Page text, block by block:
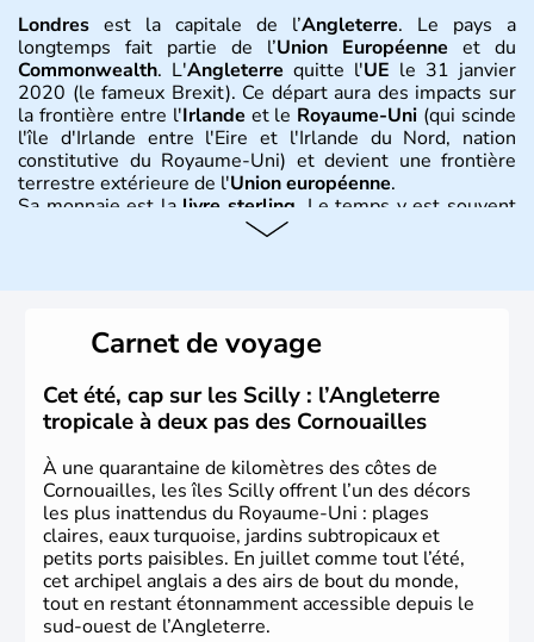
Londres est la capitale de l’Angleterre. Le pays a
longtemps fait partie de l’Union Européenne et du
Commonwealth. L'Angleterre quitte l'UE le 31 janvier
2020 (le fameux Brexit). Ce départ aura des impacts sur
la frontière entre l'Irlande et le Royaume-Uni (qui scinde
l'île d'Irlande entre l'Eire et l'Irlande du Nord, nation
constitutive du Royaume-Uni) et devient une frontière
terrestre extérieure de l'Union européenne.
Sa monnaie est lalivre sterling . Le temps y est souvent
instable avec de nombreuses précipitations : il s’agit d’un
Histoire et administration
L'Angleterre est l’une des quatre nations constitutives du
Royaume-Uni. Elle est peuplée de plus de 50 millions
d’habitants, les Anglais, et constitue à elle seule, près de
84% de la population de l’ensemble. Le pays s’est créé au
Xème siècle et tient son nom desAngles
germanique installé sur ces terres. Première démocratie
parlementaire au monde, elle doit son développement à
l’essor industriel du XIXème siècle.
Carnet de voyage
Cet été, cap sur les Scilly : l’Angleterre
tropicale à deux pas des Cornouailles
À une quarantaine de kilomètres des côtes de
Cornouailles, les îles Scilly offrent l’un des décors
les plus inattendus du Royaume-Uni : plages
claires, eaux turquoise, jardins subtropicaux et
petits ports paisibles. En juillet comme tout l’été,
cet archipel anglais a des airs de bout du monde,
tout en restant étonnamment accessible depuis le
sud-ouest de l’Angleterre.